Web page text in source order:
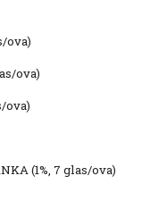
ova)
ova)
ova)
(1%, 7 glas/ova)